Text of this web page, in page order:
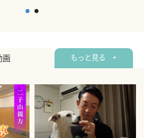
2026年5月12日
もっと見る +